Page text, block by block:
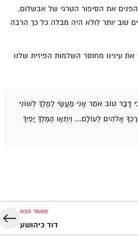
את הסיפור הטרגי של אבשלום,
טוב יותר לולא היה מבלה כל כך הרבה
עינינו מחוסר השלמות הפיזית שלנו
דָּבָר טוֹב אֹמֵר אָנִי מַעֲשַׂי לְמֶלֶךְ לְשׁוֹנִי
אֱלֹהִים לְעוֹלָם… וְיִתְאָו הַמֶּלֶךְ יָפְיֵךְ
מאמר הבא
דוד כיהושע